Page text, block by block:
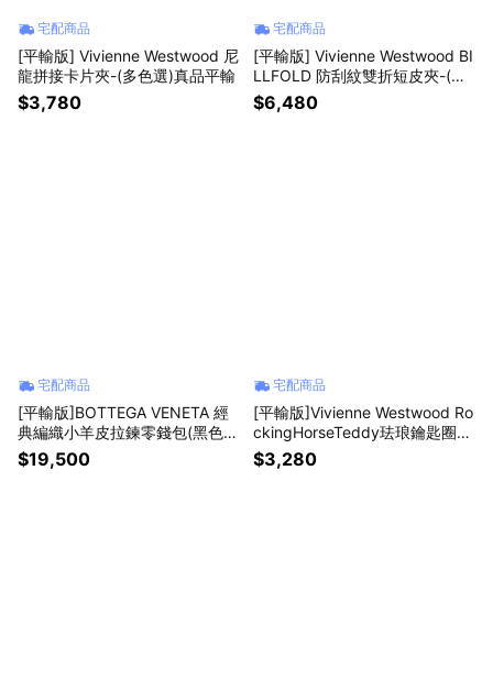
宅配商品
[平輸版] Vivienne Westwood 尼
龍拼接卡片夾-(多色選)真品平輸
$3,780
宅配商品
[平輸版] Vivienne Westwood BI
LLFOLD 防刮紋雙折短皮夾-(黑)
真品平輸
$6,480
宅配商品
[平輸版]BOTTEGA VENETA 經
典編織小羊皮拉鍊零錢包(黑色)
真品平輸
$19,500
宅配商品
[平輸版]Vivienne Westwood Ro
ckingHorseTeddy珐琅鑰匙圈-
(黃) 真品平輸
$3,280